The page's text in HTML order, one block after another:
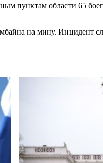
пунктам области 65
на мину. Инцидент